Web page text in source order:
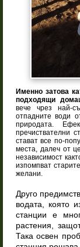
Именно затова
подходящи
вече чрез най-
отпадните води
природата.
пречиствателни
стават все по-
места, далеч от
независимост
изпомпват
желани.
Друго
водата, която
станции е
растения,
Така освен